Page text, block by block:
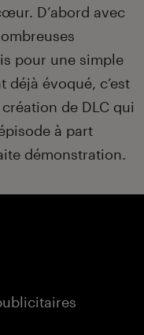
D’abord avec
pour une simple
déjà évoqué, c’est
de DLC qui
à part
démonstration.